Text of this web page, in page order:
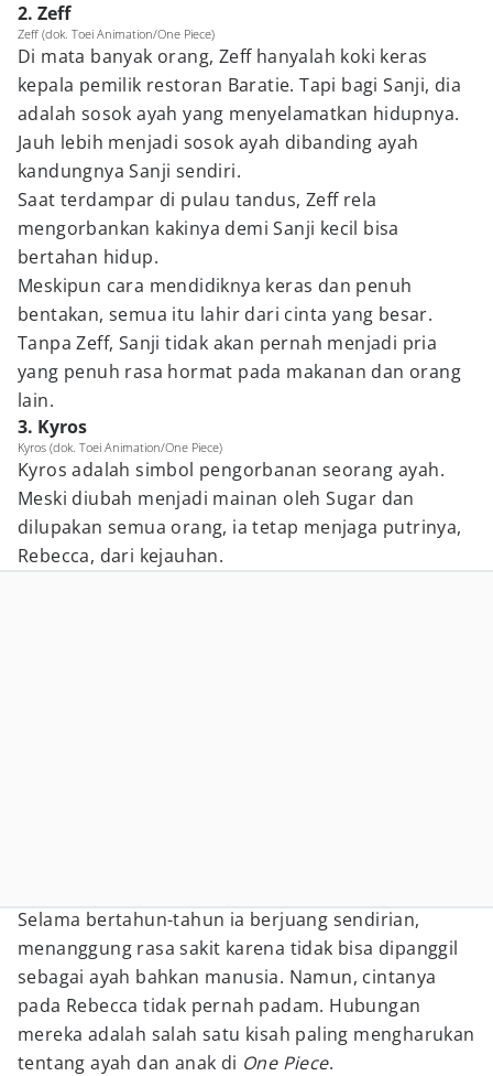
2. Zeff
Zeff (dok. Toei Animation/One Piece)
Di mata banyak orang, Zeff hanyalah koki keras
kepala pemilik restoran Baratie. Tapi bagi Sanji, dia
adalah sosok ayah yang menyelamatkan hidupnya.
Jauh lebih menjadi sosok ayah dibanding ayah
kandungnya Sanji sendiri.
Saat terdampar di pulau tandus, Zeff rela
mengorbankan kakinya demi Sanji kecil bisa
bertahan hidup.
Meskipun cara mendidiknya keras dan penuh
bentakan, semua itu lahir dari cinta yang besar.
Tanpa Zeff, Sanji tidak akan pernah menjadi pria
yang penuh rasa hormat pada makanan dan orang
lain.
3. Kyros
Kyros (dok. Toei Animation/One Piece)
Kyros adalah simbol pengorbanan seorang ayah.
Meski diubah menjadi mainan oleh Sugar dan
dilupakan semua orang, ia tetap menjaga putrinya,
Rebecca, dari kejauhan.
Selama bertahun-tahun ia berjuang sendirian,
menanggung rasa sakit karena tidak bisa dipanggil
sebagai ayah bahkan manusia. Namun, cintanya
pada Rebecca tidak pernah padam. Hubungan
mereka adalah salah satu kisah paling mengharukan
tentang ayah dan anak di One Piece.